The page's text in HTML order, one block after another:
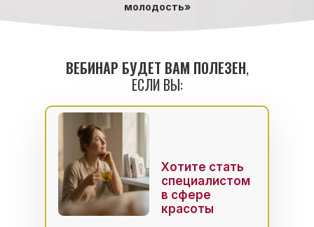
молодость»
ВЕБИНАР БУДЕТ ВАМ ПОЛЕЗЕН,
ЕСЛИ ВЫ:
Хотите стать
специалистом
в сфере
красоты